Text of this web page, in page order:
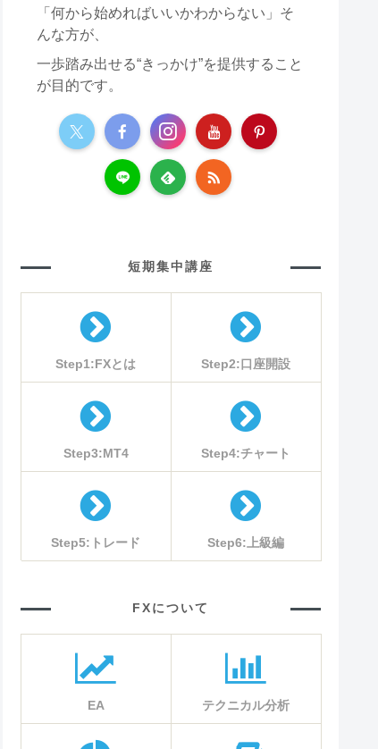
「何から始めればいいかわからない」そ
んな方が、
一歩踏み出せる“きっかけ”を提供すること
が目的です。
短期集中講座
Step1:FXとは Step2:口座開設
Step3:MT4 Step4:チャート
Step5:トレード Step6:上級編
FXについて
EA テクニカル分析